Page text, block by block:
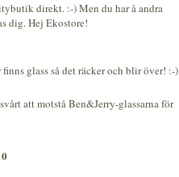
direkt. :-) Men du har å andra
dig. Hej Ekostore!
glass så det räcker och blir över! :-)
att motstå Ben&Jerry-glassarna för